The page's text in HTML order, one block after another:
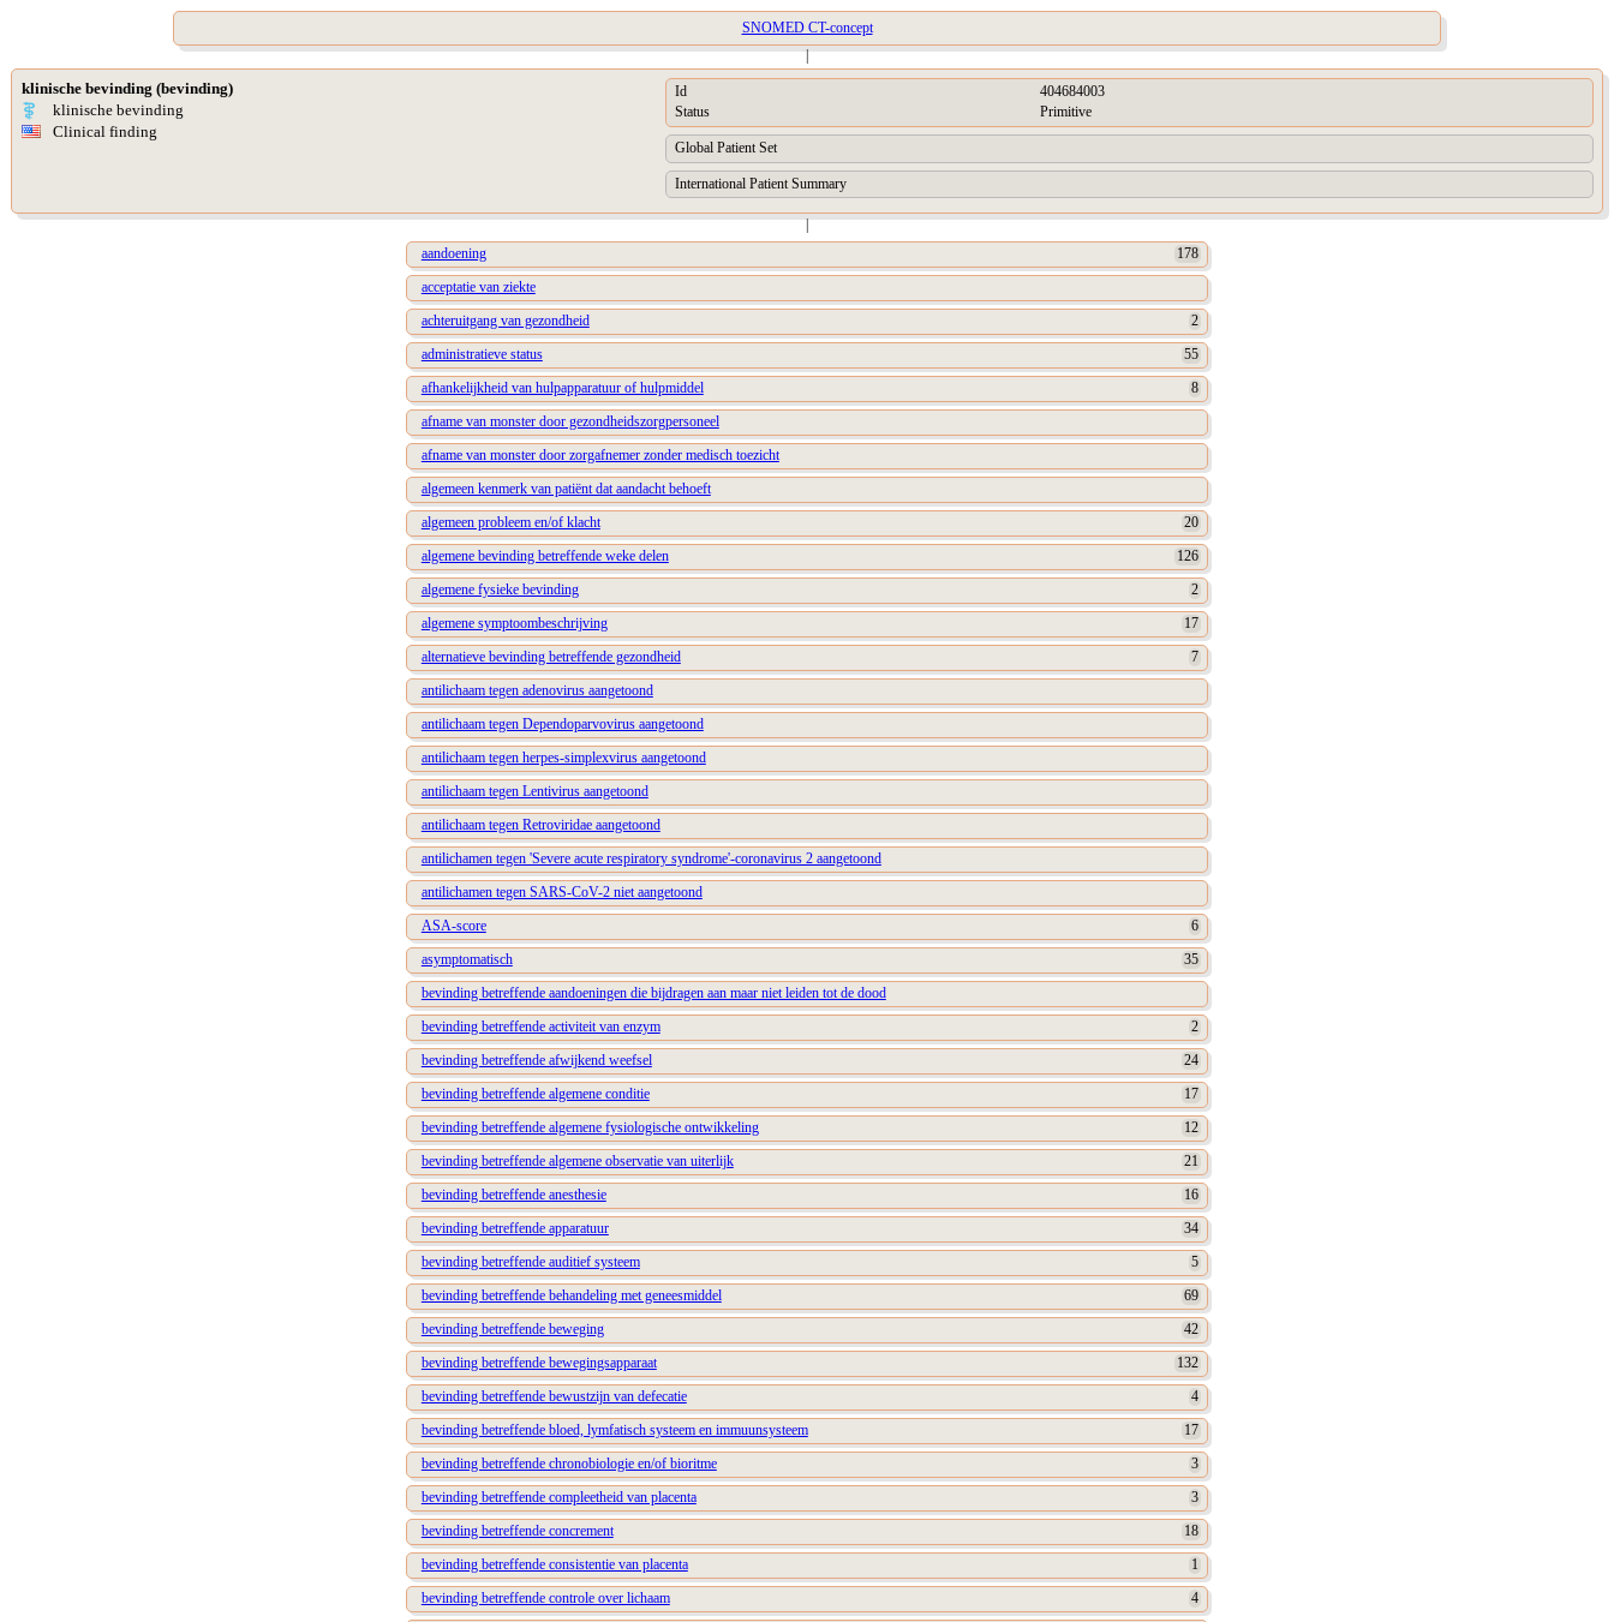
SNOMED CT-concept
|
klinische bevinding (bevinding)
klinische bevinding
Clinical finding
Id
404684003
Status
Primitive
Global Patient Set
International Patient Summary
|
aandoening
178
acceptatie van ziekte
achteruitgang van gezondheid
2
administratieve status
55
afhankelijkheid van hulpapparatuur of hulpmiddel
8
afname van monster door gezondheidszorgpersoneel
afname van monster door zorgafnemer zonder medisch toezicht
algemeen kenmerk van patiënt dat aandacht behoeft
algemeen probleem en/of klacht
20
algemene bevinding betreffende weke delen
126
algemene fysieke bevinding
2
algemene symptoombeschrijving
17
alternatieve bevinding betreffende gezondheid
7
antilichaam tegen adenovirus aangetoond
antilichaam tegen Dependoparvovirus aangetoond
antilichaam tegen herpes-simplexvirus aangetoond
antilichaam tegen Lentivirus aangetoond
antilichaam tegen Retroviridae aangetoond
antilichamen tegen 'Severe acute respiratory syndrome'-coronavirus 2 aangetoond
antilichamen tegen SARS-CoV-2 niet aangetoond
ASA-score
6
asymptomatisch
35
bevinding betreffende aandoeningen die bijdragen aan maar niet leiden tot de dood
bevinding betreffende activiteit van enzym
2
bevinding betreffende afwijkend weefsel
24
bevinding betreffende algemene conditie
17
bevinding betreffende algemene fysiologische ontwikkeling
12
bevinding betreffende algemene observatie van uiterlijk
21
bevinding betreffende anesthesie
16
bevinding betreffende apparatuur
34
bevinding betreffende auditief systeem
5
bevinding betreffende behandeling met geneesmiddel
69
bevinding betreffende beweging
42
bevinding betreffende bewegingsapparaat
132
bevinding betreffende bewustzijn van defecatie
4
bevinding betreffende bloed, lymfatisch systeem en immuunsysteem
17
bevinding betreffende chronobiologie en/of bioritme
3
bevinding betreffende compleetheid van placenta
3
bevinding betreffende concrement
18
bevinding betreffende consistentie van placenta
1
bevinding betreffende controle over lichaam
4